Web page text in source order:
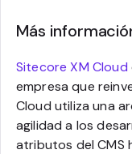
Más
Sitecore XM Cloud
empresa que
Cloud utiliza una
agilidad a los
atributos del CMS